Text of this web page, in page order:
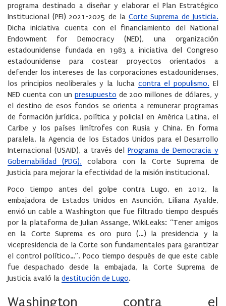
programa destinado a diseñar y elaborar el Plan Estratégico
Institucional (PEI) 2021-2025 de la Corte Suprema de Justicia.
Dicha iniciativa cuenta con el financiamiento del National
Endowment for Democracy (NED), una organización
estadounidense fundada en 1983 a iniciativa del Congreso
estadounidense para costear proyectos orientados a
defender los intereses de las corporaciones estadounidenses,
los principios neoliberales y la lucha contra el populismo. El
NED cuenta con un presupuesto de 200 millones de dólares, y
el destino de esos fondos se orienta a remunerar programas
de formación jurídica, política y policial en América Latina, el
Caribe y los países limítrofes con Rusia y China. En forma
paralela, la Agencia de los Estados Unidos para el Desarrollo
Internacional (USAID), a través delPrograma de Democracia y
Gobernabilidad (PDG), colabora con la Corte Suprema de
Justicia para mejorar la efectividad de la misión institucional.
Poco tiempo antes del golpe contra Lugo, en 2012, la
embajadora de Estados Unidos en Asunción, Liliana Ayalde,
envió un cable a Washington que fue filtrado tiempo después
por la plataforma de Julian Assange, WikiLeaks: “Tener amigos
en la Corte Suprema es oro puro (…) la presidencia y la
vicepresidencia de la Corte son fundamentales para garantizar
el control político…”. Poco tiempo después de que este cable
fue despachado desde la embajada, la Corte Suprema de
Justicia avaló la destitución de Lugo.
Washington contra el